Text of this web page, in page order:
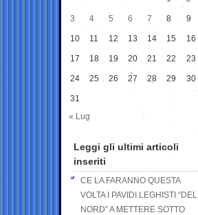
3 4 5 6 7 8 9
10 11 12 13 14 15 16
17 18 19 20 21 22 23
24 25 26 27 28 29 30
31
« Lug
Leggi gli ultimi articoli
inseriti
CE LA FARANNO QUESTA
VOLTA I PAVIDI LEGHISTI “DEL
NORD” A METTERE SOTTO